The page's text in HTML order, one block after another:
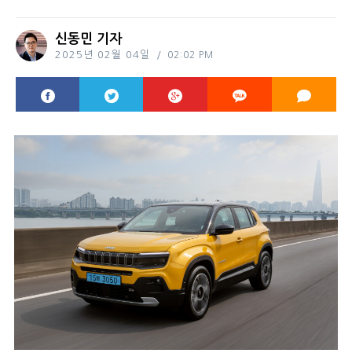
신동민 기자
2025년 02월 04일 02:02 PM